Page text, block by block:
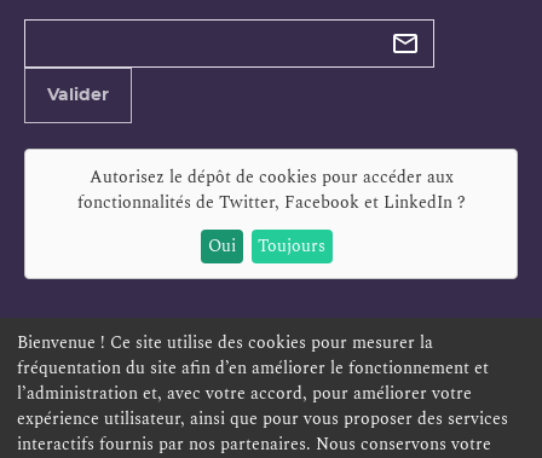
Types de
Valider
Autorisez le dépôt de cookies pour accéder aux
fonctionnalités de Twitter, Facebook et LinkedIn?
Oui
Toujours
ESPACE PERSONNEL OFFRES D'EMPLOI SIGNALEMENT
TÉLÉSERVICES PLAN DU SITE
ACCESSIBILITÉ POLITIQUE DE CONFIDENTIALITÉ
Bienvenue ! Ce site utilise des cookies pour mesurer la
fréquentation du site afin d’en améliorer le fonctionnement et
l’administration et, avec votre accord, pour améliorer votre
expérience utilisateur, ainsi que pour vous proposer des services
interactifs fournis par nos partenaires. Nous conservons votre